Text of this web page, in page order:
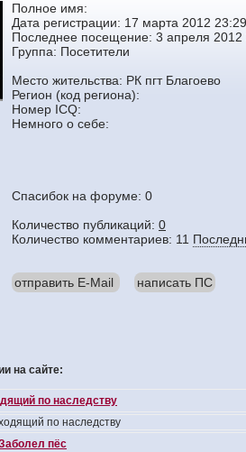
Полное имя:
Дата регистрации: 17 марта 2012 23:29
Последнее посещение: 3 апреля 2012
Группа: Посетители
Место жительства: РК пгт Благоево
Регион (код региона):
Номер ICQ:
Немного о себе:
Спасибок на форуме: 0
Количество публикаций: 0
Количество комментариев: 11
отправить E-Mail написать ПС
на сайте:
по наследству
по наследству
пёс